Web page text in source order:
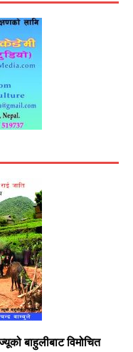
बाहुलीबाट विमोचित